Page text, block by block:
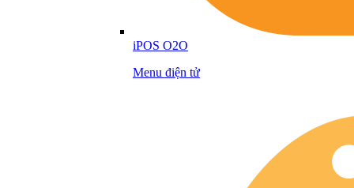
iPOS O2O
Menu điện tử